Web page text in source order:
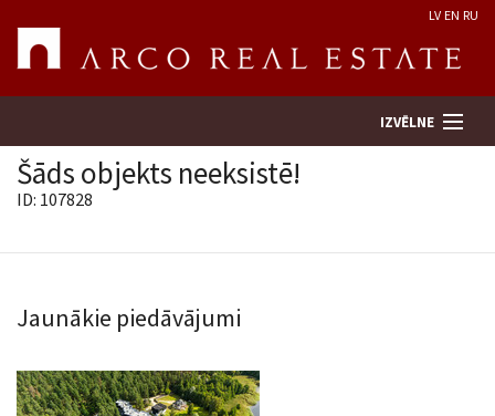
LV EN RU
IZVĒLNE
Uzņēmums
Pakalpojumi
Šāds objekts neeksistē!
ID: 107828
Jaunākie piedāvājumi